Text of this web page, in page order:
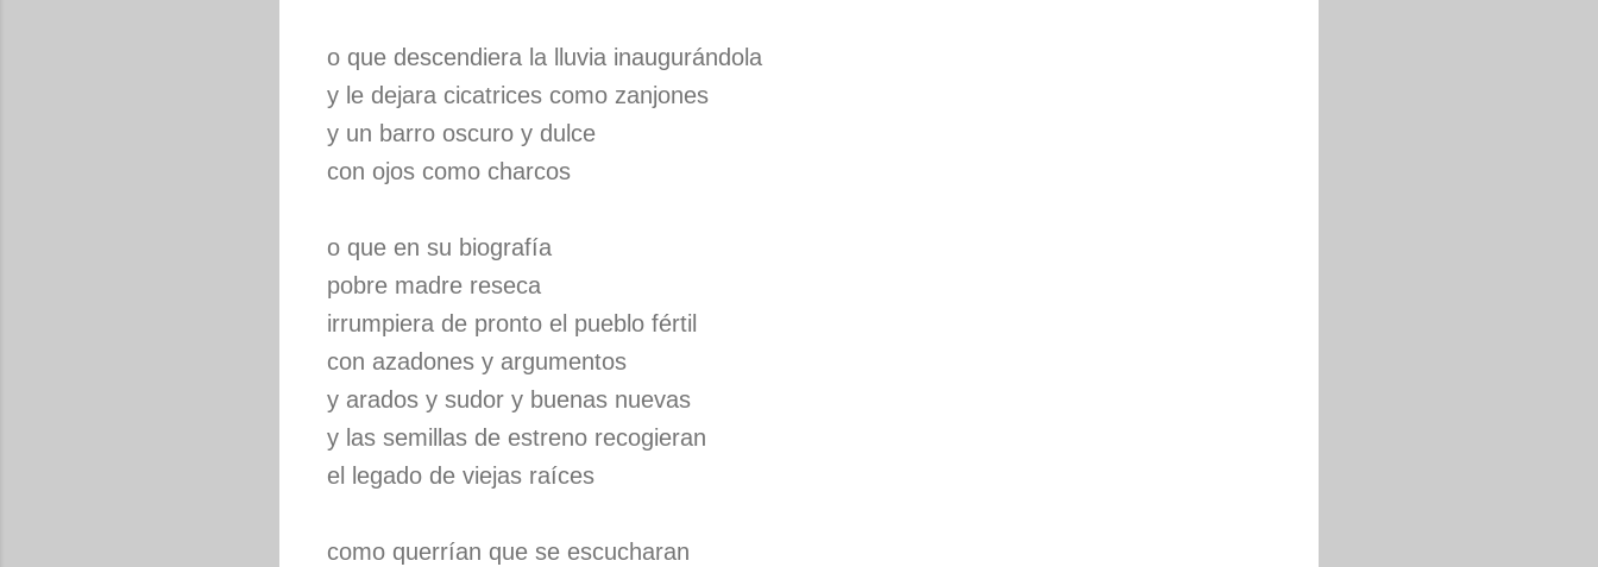
o que descendiera la lluvia inaugurándola
y le dejara cicatrices como zanjones
y un barro oscuro y dulce
con ojos como charcos
o que en su biografía
pobre madre reseca
irrumpiera de pronto el pueblo fértil
con azadones y argumentos
y arados y sudor y buenas nuevas
y las semillas de estreno recogieran
el legado de viejas raíces
como querrían que se escucharan